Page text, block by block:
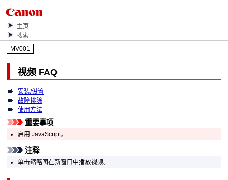
主页
搜索
MV001
视频 FAQ
安装/设置
故障排除
使用方法
重要事项
启用 JavaScript。
注释
单击缩略图在新窗口中播放视频。